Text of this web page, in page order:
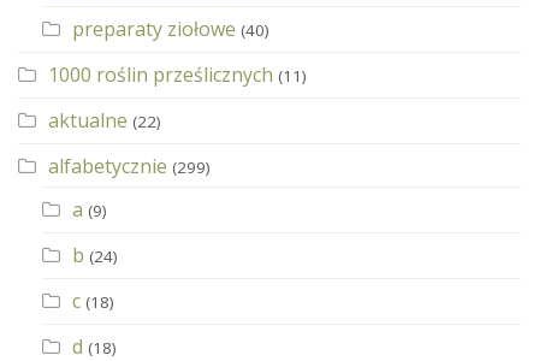
preparaty ziołowe (40)
1000 roślin prześlicznych (11)
aktualne (22)
alfabetycznie (299)
a (9)
b (24)
c (18)
d (18)